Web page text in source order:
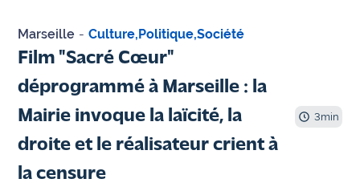
Martigues
de Berre
Marseille
- Aix
OM
Marseille - Culture,Politique,Société
Film "Sacré Cœur"
déprogrammé à Marseille : la
Mairie invoque la laïcité, la
droite et le réalisateur crient à
la censure
3min